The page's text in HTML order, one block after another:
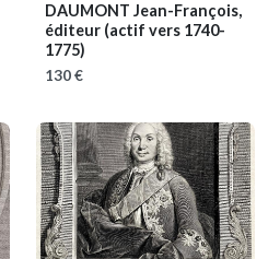
DAUMONT Jean-François,
éditeur (actif vers 1740-
1775)
130 €